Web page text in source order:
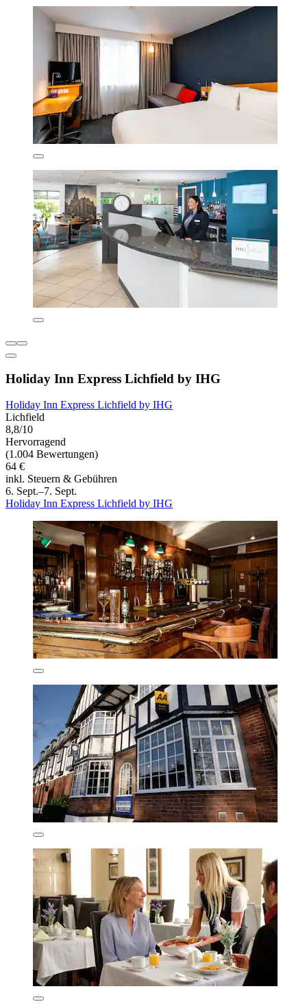
Holiday Inn Express Lichfield by IHG
Holiday Inn Express Lichfield by IHG
Lichfield
8,8/10
Hervorragend
(1.004 Bewertungen)
64 €
inkl. Steuern & Gebühren
6. Sept.–7. Sept.
Holiday Inn Express Lichfield by IHG